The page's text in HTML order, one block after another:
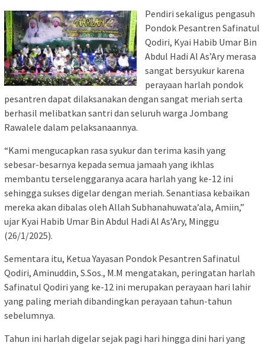
Pendiri sekaligus pengasuh
Pondok Pesantren Safinatul
Qodiri, Kyai Habib Umar Bin
Abdul Hadi Al As’Ary merasa
sangat bersyukur karena
perayaan harlah pondok
pesantren dapat dilaksanakan dengan sangat meriah serta
berhasil melibatkan santri dan seluruh warga Jombang
Rawalele dalam pelaksanaannya.
“Kami mengucapkan rasa syukur dan terima kasih yang
sebesar-besarnya kepada semua jamaah yang ikhlas
membantu terselenggaranya acara harlah yang ke-12 ini
sehingga sukses digelar dengan meriah. Senantiasa kebaikan
mereka akan dibalas oleh Allah Subhanahuwata’ala, Amiin,”
ujar Kyai Habib Umar Bin Abdul Hadi Al As’Ary, Minggu
(26/1/2025).
Sementara itu, Ketua Yayasan Pondok Pesantren Safinatul
Qodiri, Aminuddin, S.Sos., M.M mengatakan, peringatan harlah
Safinatul Qodiri yang ke-12 ini merupakan perayaan hari lahir
yang paling meriah dibandingkan perayaan tahun-tahun
sebelumnya.
Tahun ini harlah digelar sejak pagi hari hingga dini hari yang